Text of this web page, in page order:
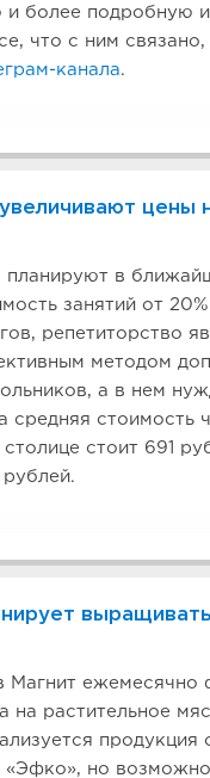
более подробную
что с ним
канала.
цены
планируют в
занятий от
репетиторство
методом
а в нем
средняя стоимость
стоит 691
Магнит ежемесячно
на растительное
продукция
«Эфко», но